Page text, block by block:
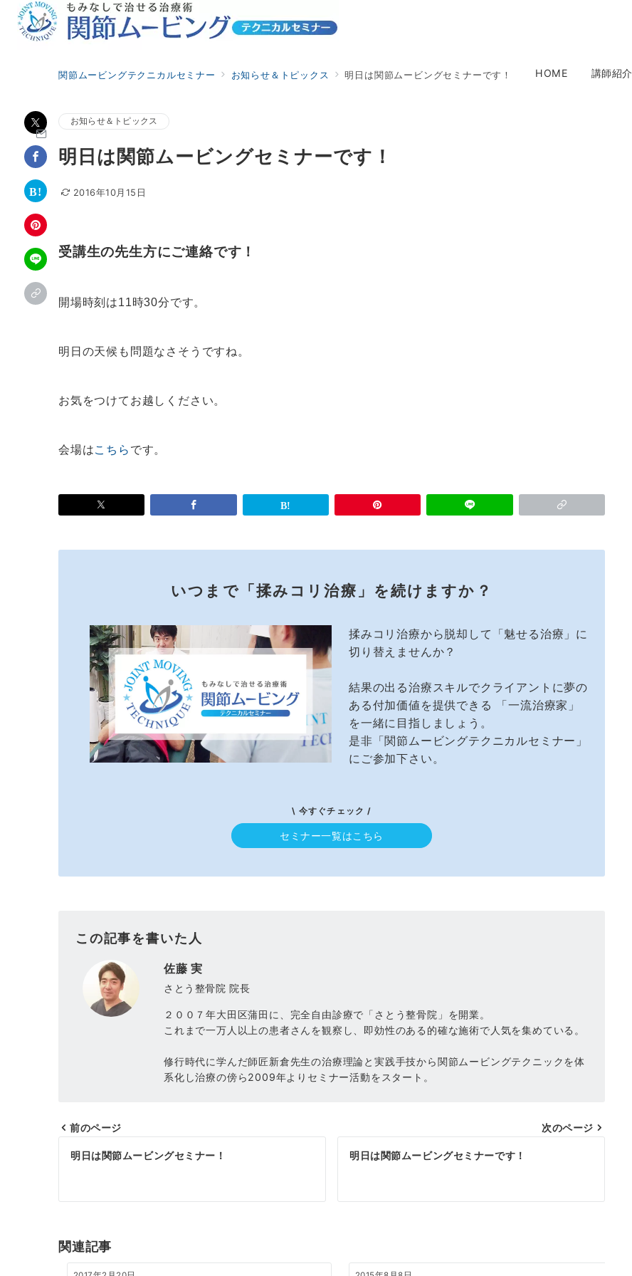
HOME 講師紹介
関節ムービングテクニカルセミナー お知らせ＆トピックス 明日は関節ムービングセミナーです！
お知らせ＆トピックス
明日は関節ムービングセミナーです！
2016年10月15日
受講生の先生方にご連絡です！
開場時刻は11時30分です。
明日の天候も問題なさそうですね。
お気をつけてお越しください。
会場はこちら です。
いつまで「揉みコリ治療」を続けますか？
揉みコリ治療から脱却して「魅せる治療」に
切り替えませんか？
結果の出る治療スキルでクライアントに夢の
ある付加価値を提供できる 「一流治療家」
を一緒に目指しましょう。
是非「関節ムービングテクニカルセミナー」
にご参加下さい。
\ 今すぐチェック /
セミナー一覧はこちら
この記事を書いた人
佐藤 実
さとう整骨院 院長
２００７年大田区蒲田に、完全自由診療で「さとう整骨院」を開業。
これまで一万人以上の患者さんを観察し、即効性のある的確な施術で人気を集めている。
修行時代に学んだ師匠新倉先生の治療理論と実践手技から関節ムービングテクニックを体
系化し治療の傍ら2009年よりセミナー活動をスタート。
投
ゲ
ー
前のページ
明日は関節ムービングセミナー！
次のページ
明日は関節ムービングセミナーです！
関連記事